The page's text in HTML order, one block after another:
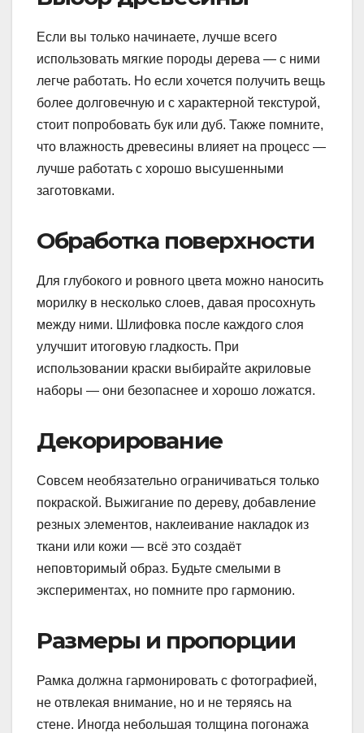
Если вы только начинаете, лучше всего
использовать мягкие породы дерева — с ними
легче работать. Но если хочется получить вещь
более долговечную и с характерной текстурой,
стоит попробовать бук или дуб. Также помните,
что влажность древесины влияет на процесс —
лучше работать с хорошо высушенными
заготовками.
Обработка поверхности
Для глубокого и ровного цвета можно наносить
морилку в несколько слоев, давая просохнуть
между ними. Шлифовка после каждого слоя
улучшит итоговую гладкость. При
использовании краски выбирайте акриловые
наборы — они безопаснее и хорошо ложатся.
Декорирование
Совсем необязательно ограничиваться только
покраской. Выжигание по дереву, добавление
резных элементов, наклеивание накладок из
ткани или кожи — всё это создаёт
неповторимый образ. Будьте смелыми в
экспериментах, но помните про гармонию.
Размеры и пропорции
Рамка должна гармонировать с фотографией,
не отвлекая внимание, но и не теряясь на
стене. Иногда небольшая толщина погонажа